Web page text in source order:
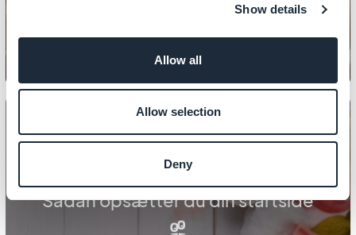
Show details
Allow all
Allow selection
Deny
Sådan opsætter du din startside